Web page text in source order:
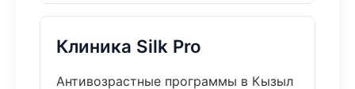
Клиника Silk Pro
Антивозрастные программы в Кызыл